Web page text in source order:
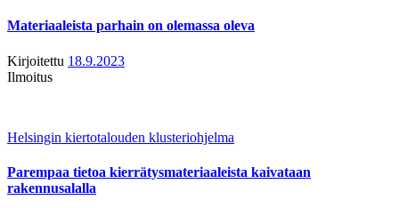
Materiaaleista parhain on olemassa oleva
Kirjoitettu 18.9.2023
Ilmoitus
Helsingin kiertotalouden klusteriohjelma
Parempaa tietoa kierrätysmateriaaleista kaivataan
rakennusalalla